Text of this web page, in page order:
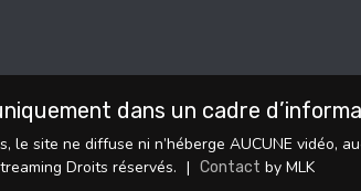
dans un cadre
le site ne diffuse ni n’héberge AUCUNE vidéo,
Droits réservés. | Contact by MLK